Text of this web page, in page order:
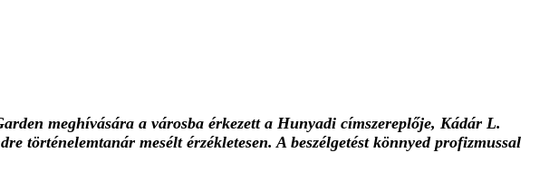
meghívására a városba érkezett a Hunyadi címszereplője, Kádár L.
mesélt érzékletesen. A beszélgetést könnyed profizmussal